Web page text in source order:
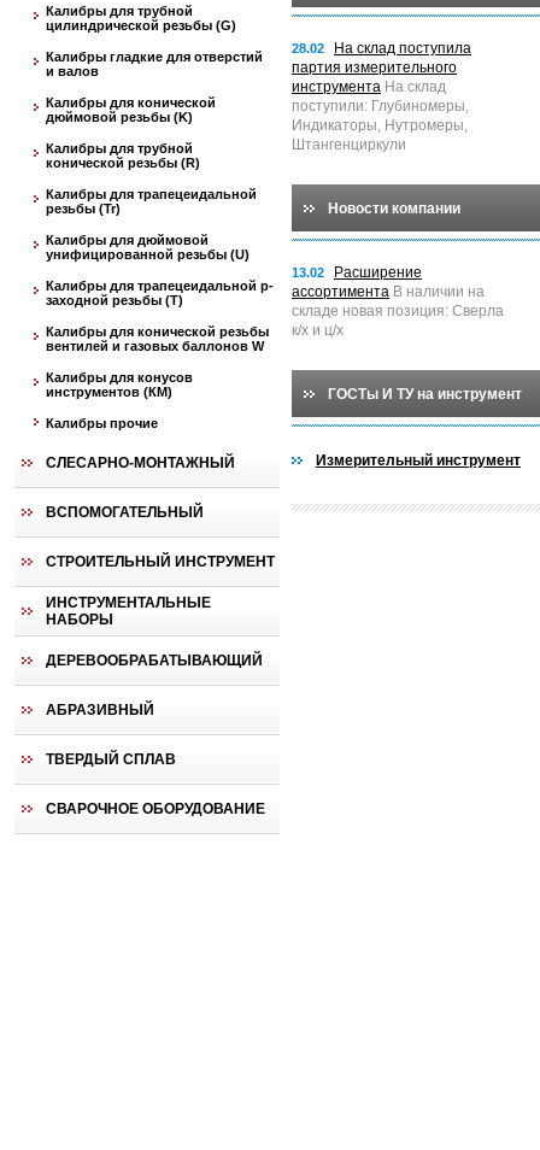
Калибры для трубной
цилиндрической резьбы (G)
Калибры гладкие для отверстий
и валов
Калибры для конической
дюймовой резьбы (K)
Калибры для трубной
конической резьбы (R)
Калибры для трапецеидальной
резьбы (Tr)
Калибры для дюймовой
унифицированной резьбы (U)
Калибры для трапецеидальной p-
заходной резьбы (T)
Калибры для конической резьбы
вентилей и газовых баллонов W
Калибры для конусов
инструментов (КМ)
Калибры прочие
СЛЕСАРНО-МОНТАЖНЫЙ
ВСПОМОГАТЕЛЬНЫЙ
СТРОИТЕЛЬНЫЙ ИНСТРУМЕНТ
ИНСТРУМЕНТАЛЬНЫЕ
НАБОРЫ
ДЕРЕВООБРАБАТЫВАЮЩИЙ
АБРАЗИВНЫЙ
ТВЕРДЫЙ СПЛАВ
СВАРОЧНОЕ ОБОРУДОВАНИЕ
28.02
На склад поступила
партия измерительного
инструмента На склад
поступили: Глубиномеры,
Индикаторы, Нутромеры,
Штангенциркули
Новости компании
13.02
Расширение
ассортимента В наличии на
складе новая позиция: Сверла
к/х и ц/х
ГОСТы И ТУ на инструмент
Измерительный инструмент